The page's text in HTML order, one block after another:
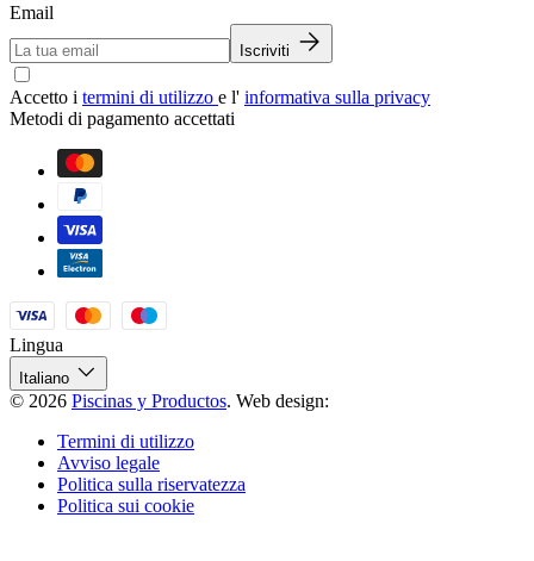
Email
Iscriviti
Accetto i termini di utilizzo e l' informativa sulla privacy
Metodi di pagamento accettati
Lingua
Italiano
© 2026 Piscinas y Productos. Web design:
Termini di utilizzo
Avviso legale
Politica sulla riservatezza
Politica sui cookie